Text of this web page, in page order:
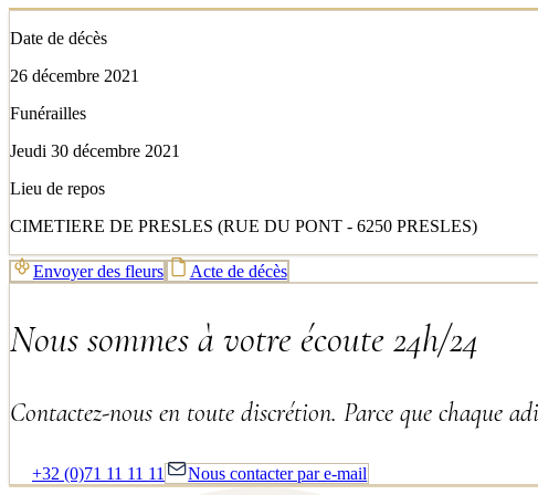
Date de décès
26 décembre 2021
Funérailles
Jeudi 30 décembre 2021
Lieu de repos
CIMETIERE DE PRESLES (RUE DU PONT - 6250 PRESLES)
Envoyer des fleurs Acte de décès
Nous sommes à votre écoute 24h/24
Contactez-nous en toute discrétion. Parce que chaque
+32 (0)71 11 11 11 Nous contacter par e-mail